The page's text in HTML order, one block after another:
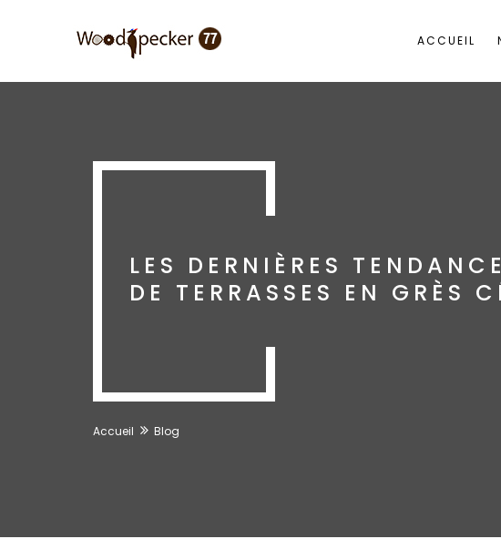
ACCUEIL
LES DERNIÈRES
DE TERRASSES EN GRÈS
Accueil Blog